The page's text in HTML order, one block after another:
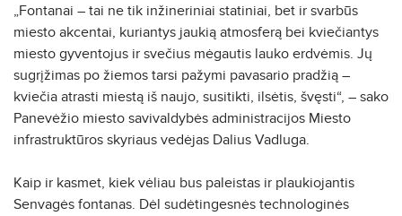
„Fontanai – tai ne tik inžineriniai statiniai, bet ir svarbūs
miesto akcentai, kuriantys jaukią atmosferą bei kviečiantys
miesto gyventojus ir svečius mėgautis lauko erdvėmis. Jų
sugrįžimas po žiemos tarsi pažymi pavasario pradžią –
kviečia atrasti miestą iš naujo, susitikti, ilsėtis, švęsti“, – sako
Panevėžio miesto savivaldybės administracijos Miesto
infrastruktūros skyriaus vedėjas Dalius Vadluga.
Kaip ir kasmet, kiek vėliau bus paleistas ir plaukiojantis
Senvagės fontanas. Dėl sudėtingesnės technologinės